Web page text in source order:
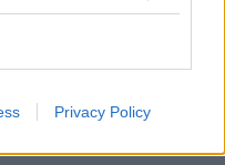
Privacy PolicyΣχολιασμένα